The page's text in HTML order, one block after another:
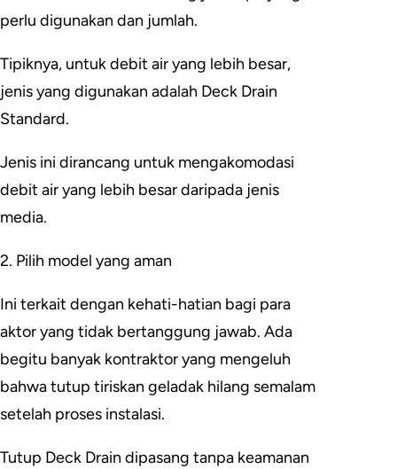
perlu digunakan dan jumlah.
Tipiknya, untuk debit air yang lebih besar,
jenis yang digunakan adalah Deck Drain
Standard.
Jenis ini dirancang untuk mengakomodasi
debit air yang lebih besar daripada jenis
media.
2. Pilih model yang aman
Ini terkait dengan kehati-hatian bagi para
aktor yang tidak bertanggung jawab. Ada
begitu banyak kontraktor yang mengeluh
bahwa tutup tiriskan geladak hilang semalam
setelah proses instalasi.
Tutup Deck Drain dipasang tanpa keamanan